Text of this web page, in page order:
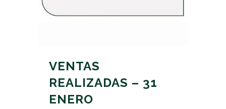
VENTAS
REALIZADAS – 31
ENERO